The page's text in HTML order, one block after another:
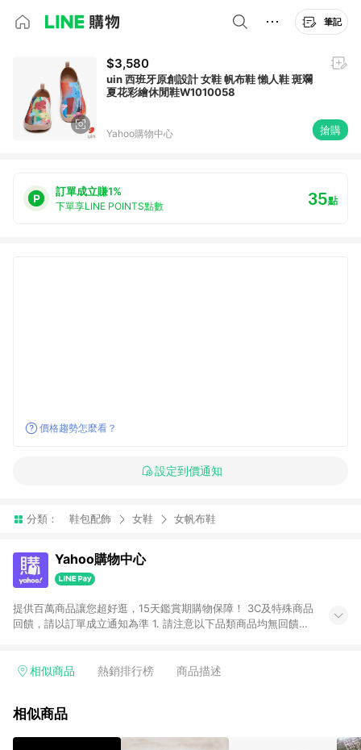
筆記
$3,580
uin 西班牙原創設計 女鞋 帆布鞋 懶人鞋 斑斕
夏花彩繪休閒鞋W1010058
Yahoo購物中心 搶購
訂單成立賺1%
下單享LINE POINTS點數 35點
價格趨勢怎麼看？
設定到價通知
分類： 鞋包配飾 女鞋 女帆布鞋
Yahoo購物中心
提供百萬商品讓您超好逛，15天鑑賞期購物保障！ 3C及特殊商品
回饋，請以訂單成立通知為準 1. 請注意以下品類商品均無回饋：
電玩/遊戲/相機/單眼/鏡頭/拍立得 [2024/6/1起適用] -內接硬
的購回饋活動享Yahoo超贈點回饋者 - 購物中心商店之商品：商
相似商品 熱銷排行榜 商品描述
相似商品